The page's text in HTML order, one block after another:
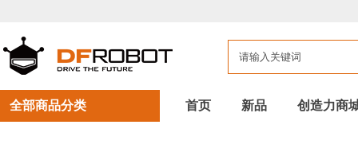
全部商品分类 首页 新品 创造力商